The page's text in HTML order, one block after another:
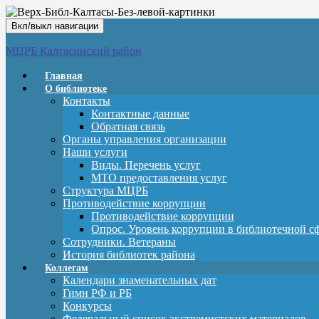
Вкл/выкл навигации
МЦРБ Калтасинский район
Главная
О библиотеке
Контакты
Контактные данные
Обратная связь
Органы управления организации
Наши услуги
Виды. Перечень услуг
МТО предоставления услуг
Структура МЦРБ
Противодействие коррупции
Противодействие коррупции
Опрос. Уровень коррупции в библиотечной
Сотрудники. Ветераны
История библиотек района
Коллегам
Календари знаменательных дат
Гимн РФ и РБ
Конкурсы